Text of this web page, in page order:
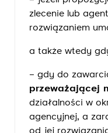
zlecenie lub
rozwiązaniem
a także wtedy
– gdy do
przeważającej
działalności w
agencyjnej, a